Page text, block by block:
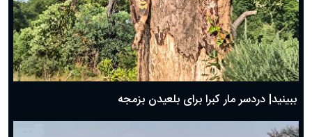
ببینید| دردسر مار کبرا برای بلعیدن بزمجه